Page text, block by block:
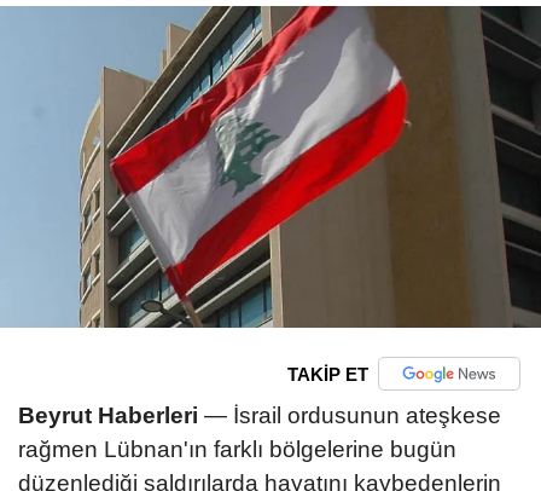
TAKİP ET
Beyrut Haberleri — İsrail ordusunun ateşkese
rağmen Lübnan'ın farklı bölgelerine bugün
düzenlediği saldırılarda hayatını kaybedenlerin